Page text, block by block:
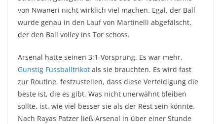
von Nwaneri nicht wirklich viel machen. Egal, der Ball
wurde genau in den Lauf von Martinelli abgefälscht,
der den Ball volley ins Tor schoss.
Arsenal hatte seinen 3:1-Vorsprung. Es war mehr,
Gunstig Fussballtrikot als sie brauchten. Es wird fast
zur Routine, festzustellen, dass diese Verteidigung die
beste ist, die es gibt. Was nicht unerwähnt bleiben
sollte, ist, wie viel besser sie als der Rest sein könnte.
Nach Rayas Patzer ließ Arsenal in über einer Stunde